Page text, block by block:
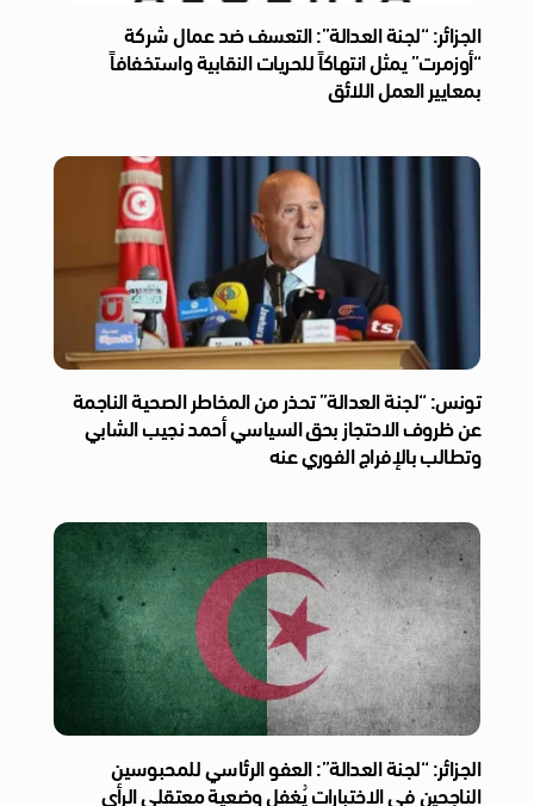
الجزائر: “لجنة العدالة”: التعسف ضد عمال شركة
“أوزمرت” يمثل انتهاكاً للحريات النقابية واستخفافاً
بمعايير العمل اللائق
تونس: “لجنة العدالة” تحذر من المخاطر الصحية الناجمة
عن ظروف الاحتجاز بحق السياسي أحمد نجيب الشابي
وتطالب بالإفراج الفوري عنه
الجزائر: “لجنة العدالة”: العفو الرئاسي للمحبوسين
الناجحين في الاختبارات يُغفل وضعية معتقلي الرأي